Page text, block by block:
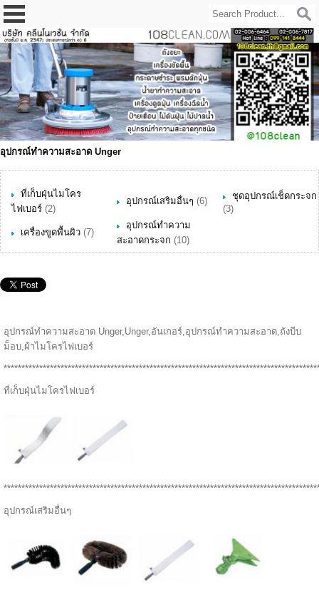
อุปกรณ์ทำความสะอาด Unger
ที่เก็บฝุ่นไมโคร
ไฟเบอร์ (2)
อุปกรณ์เสริมอื่นๆ (6)
ชุดอุปกรณ์เช็ดกระจก
(3)
เครื่องขูดพื้นผิว (7)
อุปกรณ์ทำความ
สะอาดกระจก (10)
อุปกรณ์ทำความสะอาด Unger,Unger,อันเกอร์,อุปกรณ์ทำความสะอาด,ถังบีบ
ม็อบ,ผ้าไมโครไฟเบอร์
ที่เก็บฝุ่นไมโครไฟเบอร์
อุปกรณ์เสริมอื่นๆ